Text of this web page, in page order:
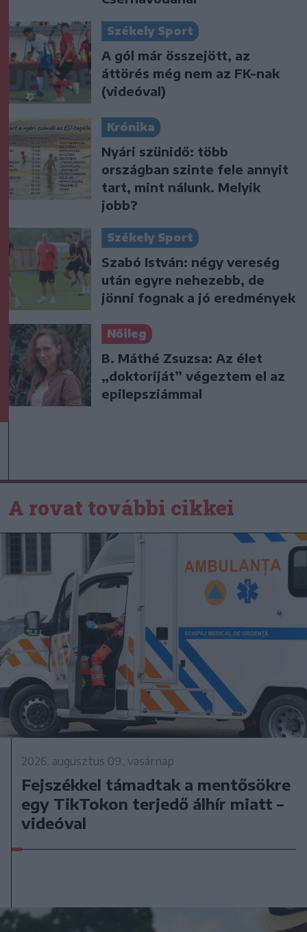
Székely Sport
A gól már összejött, az
áttörés még nem az FK-nak
(videóval)
Krónika
Nyári szünidő: több
országban szinte fele annyit
tart, mint nálunk. Melyik
jobb?
Székely Sport
Szabó István: négy vereség
után egyre nehezebb, de
jönni fognak a jó eredmények
Nőileg
B. Máthé Zsuzsa: Az élet
„doktoriját” végeztem el az
epilepsziámmal
A rovat további cikkei
2026. augusztus 09., vasárnap
Fejszékkel támadtak a mentősökre
egy TikTokon terjedő álhír miatt –
videóval